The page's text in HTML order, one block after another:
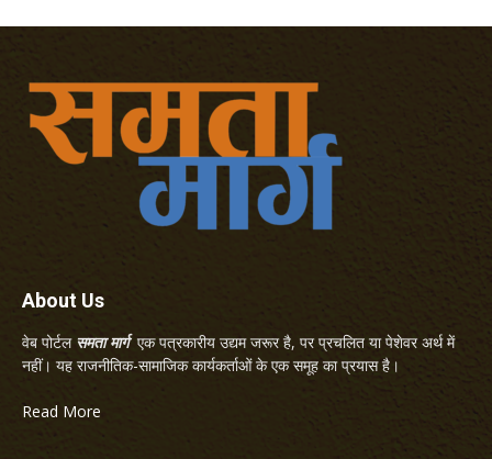
About Us
वेब पोर्टल समता मार्गएक पत्रकारीय उद्यम जरूर है, पर प्रचलित या पेशेवर अर्थ में
नहीं। यह राजनीतिक-सामाजिक कार्यकर्ताओं के एक समूह का प्रयास है।
Read More